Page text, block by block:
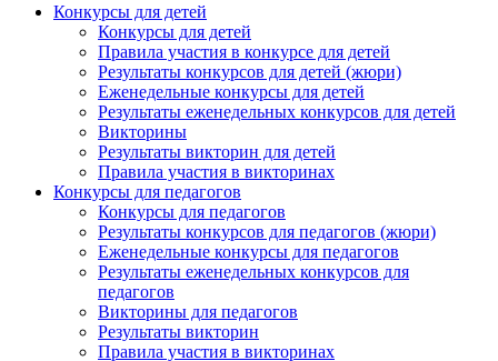
Конкурсы для детей
Конкурсы для детей
Правила участия в конкурсе для детей
Результаты конкурсов для детей (жюри)
Еженедельные конкурсы для детей
Результаты еженедельных конкурсов для детей
Викторины
Результаты викторин для детей
Правила участия в викторинах
Конкурсы для педагогов
Конкурсы для педагогов
Результаты конкурсов для педагогов (жюри)
Еженедельные конкурсы для педагогов
Результаты еженедельных конкурсов для
педагогов
Викторины для педагогов
Результаты викторин
Правила участия в викторинах